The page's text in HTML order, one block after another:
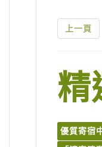
上一頁
精
優質寄宿